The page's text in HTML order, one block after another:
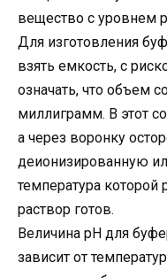
вещество с уровнем
Для изготовления
взять емкость, с
означать, что объем
миллиграмм. В этот
а через воронку
деионизированную
температура
раствор готов.
Величина pH для
зависит от